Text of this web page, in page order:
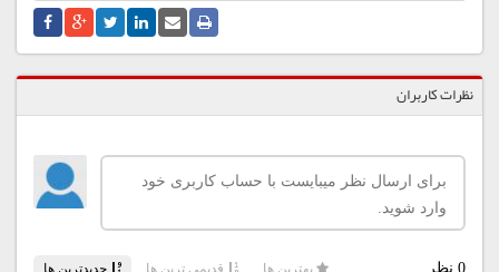
نظرات کاربران